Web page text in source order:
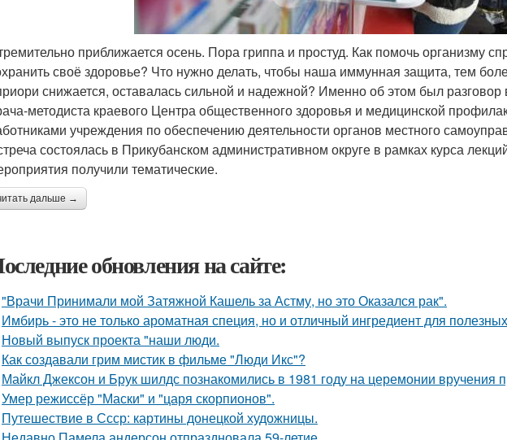
приближается осень. Пора гриппа и простуд. Как помочь организму
своё здоровье? Что нужно делать, чтобы наша иммунная защита, тем
снижается, оставалась сильной и надежной? Именно об этом был
методиста краевого Центра общественного здоровья и медицинской
учреждения по обеспечению деятельности органов местного
состоялась в Прикубанском административном округе в рамках курса
получили тематические.
дальше →
обновления на сайте:
"Врачи Принимали мой Затяжной Кашель за Астму, но это Оказался рак".
Имбирь - это не только ароматная специя, но и отличный ингредиент для
Новый выпуск проекта "наши люди.
Как создавали грим мистик в фильме "Люди Икс"?
Майкл Джексон и Брук шилдс познакомились в 1981 году на церемонии вручения
Умер режиссёр "Маски" и "царя скорпионов".
Путешествие в Ссср: картины донецкой художницы.